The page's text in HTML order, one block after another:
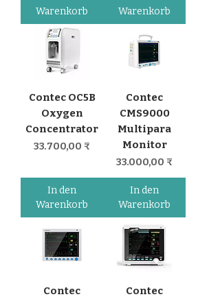
Warenkorb
Warenkorb
Contec OC5B
Oxygen
Concentrator
Preis
33.700,00 ₹
In den
Warenkorb
Contec
CMS9000
Multipara
Monitor
Preis
33.000,00 ₹
In den
Warenkorb
Contec
Contec